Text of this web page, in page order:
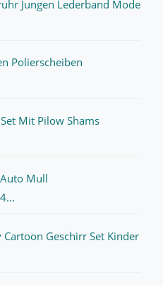
Jungen Lederband Mode
Polierscheiben
Mit Pilow Shams
Mull
Geschirr Set Kinder